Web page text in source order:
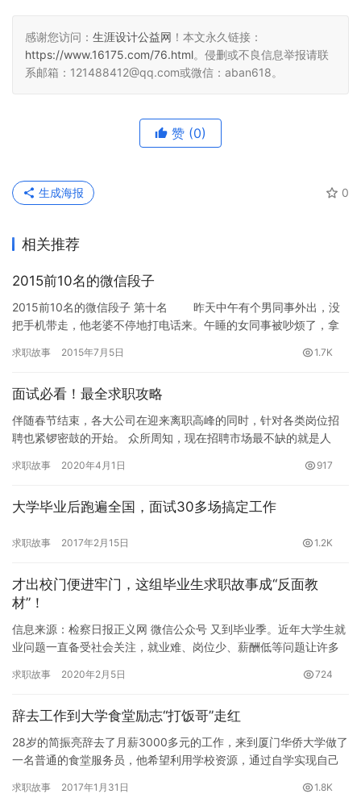
感谢您访问： 生涯设计公益网 ！本文永久链接：
https://www.16175.com/76.html。侵删或不良信息举报请联
系邮箱：121488412@qq.com或微信：aban618。
赞 (0)
0
生成海报
相关推荐
2015前10名的微信段子
2015前10名的微信段子 第十名 昨天中午有个男同事外出，没
把手机带走，他老婆不停地打电话来。午睡的女同事被吵烦了，拿
求职故事 2015年7月5日 1.7K
面试必看！最全求职攻略
伴随春节结束，各大公司在迎来离职高峰的同时，针对各类岗位招
聘也紧锣密鼓的开始。 众所周知，现在招聘市场最不缺的就是人
编为…
求职故事 2020年4月1日 917
大学毕业后跑遍全国，面试30多场搞定工作
求职故事 2017年2月15日 1.2K
才出校门便进牢门，这组毕业生求职故事成“反面教
材”！
信息来源：检察日报正义网 微信公众号 又到毕业季。近年大学生就
业问题一直备受社会关注，就业难、岗位少、薪酬低等问题让许多
求职故事 2020年2月5日 724
辞去工作到大学食堂励志“打饭哥”走红
28岁的简振亮辞去了月薪3000多元的工作，来到厦门华侨大学做了
一名普通的食堂服务员，他希望利用学校资源，通过自学实现自己
照片，大家都亲切地称他为励志的“打饭哥”。
求职故事 2017年1月31日 1.8K